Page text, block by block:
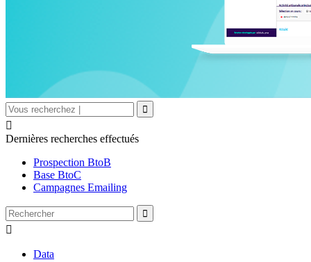

Dernières recherches effectués
Prospection BtoB
Base BtoC
Campagnes Emailing

Data